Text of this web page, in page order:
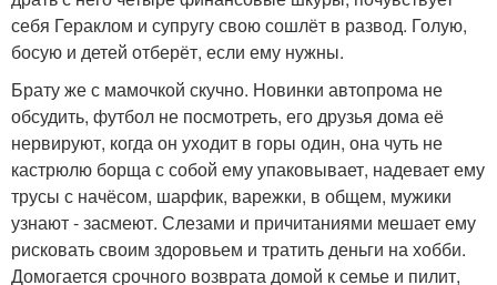
себя Гераклом и супругу свою сошлёт в развод. Голую,
босую и детей отберёт, если ему нужны.
Брату же с мамочкой скучно. Новинки автопрома не
обсудить, футбол не посмотреть, его друзья дома её
нервируют, когда он уходит в горы один, она чуть не
кастрюлю борща с собой ему упаковывает, надевает ему
трусы с начёсом, шарфик, варежки, в общем, мужики
узнают - засмеют. Слезами и причитаниями мешает ему
рисковать своим здоровьем и тратить деньги на хобби.
Домогается срочного возврата домой к семье и пилит,